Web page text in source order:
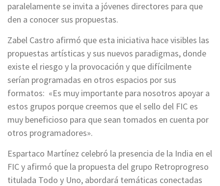
paralelamente se invita a jóvenes directores para que
den a conocer sus propuestas.
Zabel Castro afirmó que esta iniciativa hace visibles las
propuestas artísticas y sus nuevos paradigmas, donde
existe el riesgo y la provocación y que difícilmente
serían programadas en otros espacios por sus
formatos: «Es muy importante para nosotros apoyar a
estos grupos porque creemos que el sello del FIC es
muy beneficioso para que sean tomados en cuenta por
otros programadores».
Espartaco Martínez celebró la presencia de la India en el
FIC y afirmó que la propuesta del grupo Retroprogreso
titulada Todo y Uno, abordará temáticas conectadas